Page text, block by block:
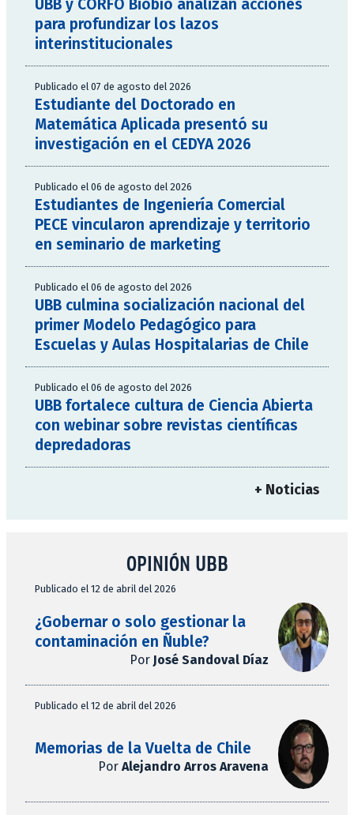
UBB y CORFO Biobío analizan acciones
para profundizar los lazos
interinstitucionales
Publicado el 07 de agosto del 2026
Estudiante del Doctorado en
Matemática Aplicada presentó su
investigación en el CEDYA 2026
Publicado el 06 de agosto del 2026
Estudiantes de Ingeniería Comercial
PECE vincularon aprendizaje y territorio
en seminario de marketing
Publicado el 06 de agosto del 2026
UBB culmina socialización nacional del
primer Modelo Pedagógico para
Escuelas y Aulas Hospitalarias de Chile
Publicado el 06 de agosto del 2026
UBB fortalece cultura de Ciencia Abierta
con webinar sobre revistas científicas
depredadoras
+ Noticias
OPINIÓN UBB
Publicado el 12 de abril del 2026
¿Gobernar o solo gestionar la
contaminación en Ñuble?
Por José Sandoval Díaz
Publicado el 12 de abril del 2026
Memorias de la Vuelta de Chile
Por Alejandro Arros Aravena